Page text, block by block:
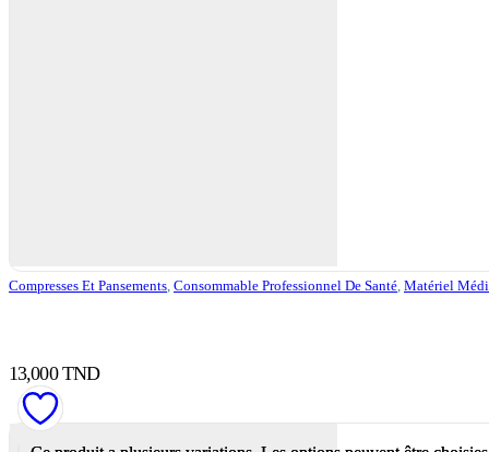
Compresses Et Pansements Consommable Professionnel De Santé Matériel
13,000TND